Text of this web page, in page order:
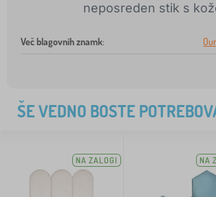
neposreden stik s
Več blagovnih znamk:
ŠE VEDNO BOSTE
NA ZALOGI NA